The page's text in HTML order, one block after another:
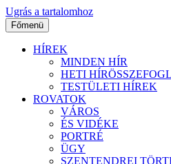
Ugrás a tartalomhoz
Főmenü
HÍREK
MINDEN HÍR
HETI
TESTÜLETI HÍREK
ROVATOK
VÁROS
ÉS VIDÉKE
PORTRÉ
ÜGY
SZENTENDREI